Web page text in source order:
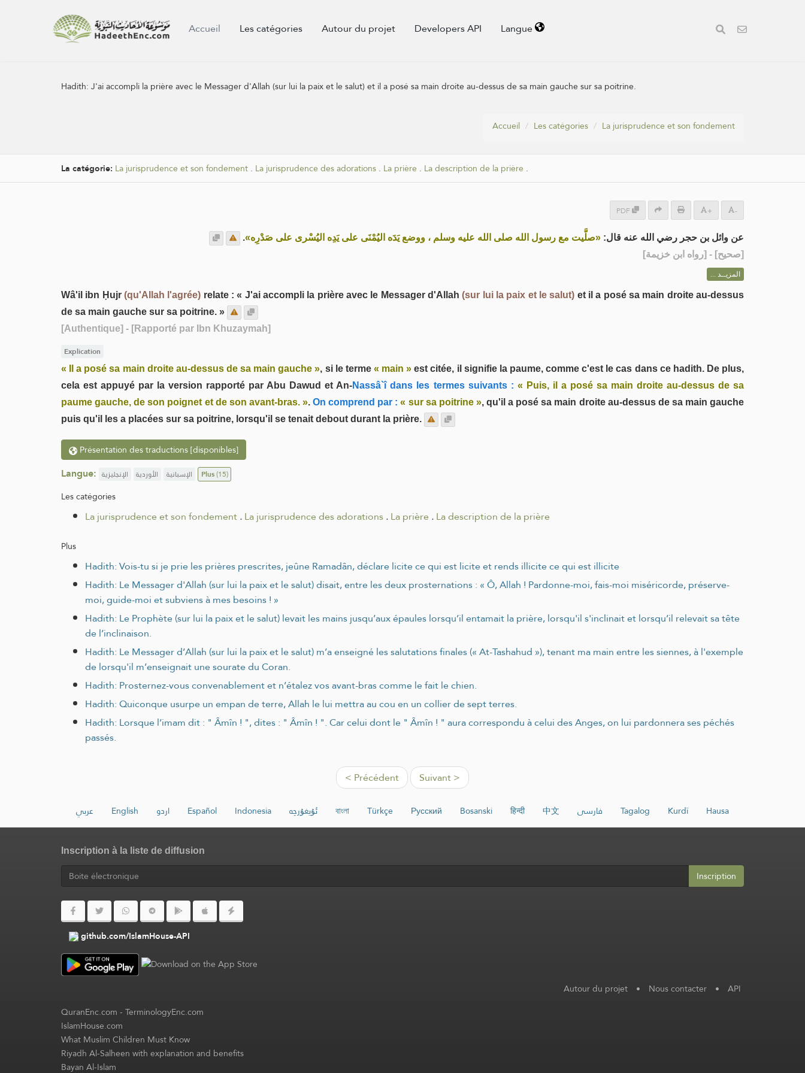
Accueil Les catégories Autour du projet Developers API Langue
Hadith:J'ai accompli la prière avec le Messager d'Allah (sur lui la paix et le salut) et il a posé sa main droite au-dessus de sa main gauche sur sa poitrine.
Accueil Les catégories La jurisprudence et son fondement
La catégorie: La jurisprudence et son fondement . La jurisprudence des adorations . La prière . La description de la prière .
PDF + -
عن وائل بن حجر رضي الله عنه قال: «صلَّيت مع رسول الله صلى الله عليه وسلم ، ووضع يَدَه اليُمْنَى على يَدِه اليُسْرى على صَدْرِه».
[صحيح] - [رواه ابن خزيمة]
المزيــد ...
Wâ'il ibn Ḥujr (qu'Allah l'agrée) relate : « J'ai accompli la prière avec le Messager d'Allah(sur lui la paix et le salut) et il a posé sa main droite au-dessus
de sa main gauche sur sa poitrine. »
[Authentique] - [Rapporté par Ibn Khuzaymah]
Explication
« Il a posé sa main droite au-dessus de sa main gauche », si le terme « main » est citée, il signifie la paume, comme c'est le cas dans ce hadith. De plus,
cela est appuyé par la version rapporté par Abu Dawud et An-Nassâ`î dans les termes suivants : « Puis, il a posé sa main droite au-dessus de sa
paume gauche, de son poignet et de son avant-bras. ».On comprend par : « sur sa poitrine », qu'il a posé sa main droite au-dessus de sa main gauche
puis qu'il les a placées sur sa poitrine, lorsqu'il se tenait debout durant la prière.
Présentation des traductions [disponibles]
Langue: الإنجليزية الأوردية الإسبانية Plus(15)
Les catégories
La jurisprudence et son fondement.La jurisprudence des adorations.La prière .La description de la prière
Plus
Hadith: Vois-tu si je prie les prières prescrites, jeûne Ramadân, déclare licite ce qui est licite et rends illicite ce qui est illicite
Hadith: Le Messager d'Allah (sur lui la paix et le salut) disait, entre les deux prosternations : « Ô, Allah ! Pardonne-moi, fais-moi miséricorde, préserve-
moi, guide-moi et subviens à mes besoins ! »
Hadith: Le Prophète (sur lui la paix et le salut) levait les mains jusqu’aux épaules lorsqu’il entamait la prière, lorsqu'il s'inclinait et lorsqu’il relevait sa tête
de l’inclinaison.
Hadith: Le Messager d’Allah (sur lui la paix et le salut) m’a enseigné les salutations finales (« At-Tashahud »), tenant ma main entre les siennes, à l'exemple
de lorsqu'il m’enseignait une sourate du Coran.
Hadith: Prosternez-vous convenablement et n’étalez vos avant-bras comme le fait le chien.
Hadith: Quiconque usurpe un empan de terre, Allah le lui mettra au cou en un collier de sept terres.
Hadith: Lorsque l’imam dit : " Âmîn ! ", dites : " Âmîn ! ". Car celui dont le " Âmîn ! " aura correspondu à celui des Anges, on lui pardonnera ses péchés
passés.
< Précédent Suivant >
عربي English اردو Español Indonesia ئۇيغۇرچە বাংলা Türkçe Русский Bosanski हिन्दी 中文 فارسی Tagalog Kurdî Hausa
Inscription à la liste de diffusion
Inscription
github.com/IslamHouse-API
Autour du projet • Nous contacter • API
QuranEnc.com-TerminologyEnc.com
IslamHouse.com
What Muslim Children Must Know
Riyadh Al-Salheen with explanation and benefits
Bayan Al-Islam